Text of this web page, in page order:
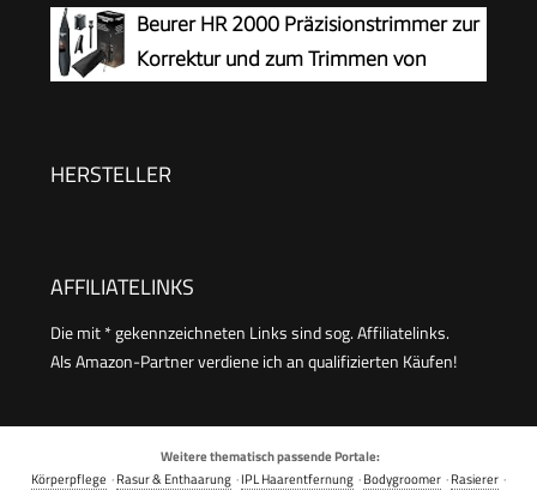
Nasenhaartrimmer für Frauen,
Augenbrauen Gesicht Ohr Haarschneider
Nasenhaarschneider Professionell Wasserdicht,
Beurer HR 2000 Präzisionstrimmer zur
Korrektur und zum Trimmen von
Schneidaufsatz
HERSTELLER
AFFILIATELINKS
Die mit * gekennzeichneten Links sind sog. Affiliatelinks.
Als Amazon-Partner verdiene ich an qualifizierten Käufen!
Weitere thematisch passende Portale:
Körperpflege ·Rasur & Enthaarung ·IPL Haarentfernung ·Bodygroomer ·Rasierer ·